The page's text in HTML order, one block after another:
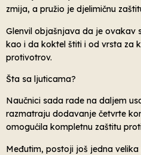
zmija, a pružio je djelimičnu
Glenvil objašnjava da je ovakav
kao i da koktel štiti i od vrsta za
protivotrov.
Šta sa ljuticama?
Naučnici sada rade na daljem
razmatraju dodavanje četvrte
omogućila kompletnu zaštitu
Međutim, postoji još jedna